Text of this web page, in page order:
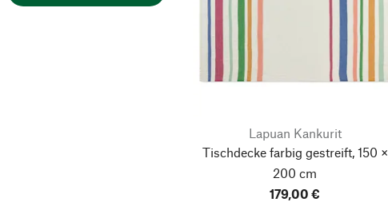
Lapuan Kankurit
Tischdecke farbig gestreift, 150 ×
200 cm
179,00 €